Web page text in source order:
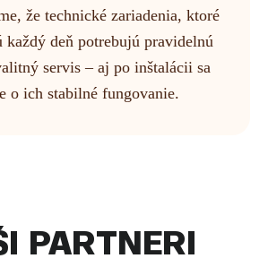
že technické zariadenia, ktoré
každý deň potrebujú pravidelnú
servis – aj po inštalácii sa
o ich stabilné fungovanie.
PARTNERI